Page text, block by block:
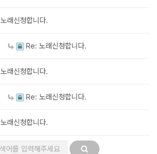
노래신청합니다.
Re: 노래신청합니다.
노래신청합니다.
Re: 노래신청합니다.
노래신청합니다.